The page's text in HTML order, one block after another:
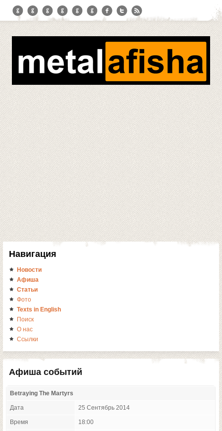
Навигация
Новости
Афиша
Статьи
Фото
Texts in English
Поиск
О нас
Ссылки
Афиша событий
Betraying The Martyrs
Дата 25 Сентябрь 2014
Время 18:00